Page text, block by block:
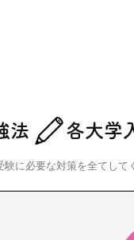
法 各大学
験に必要な対策を全てして